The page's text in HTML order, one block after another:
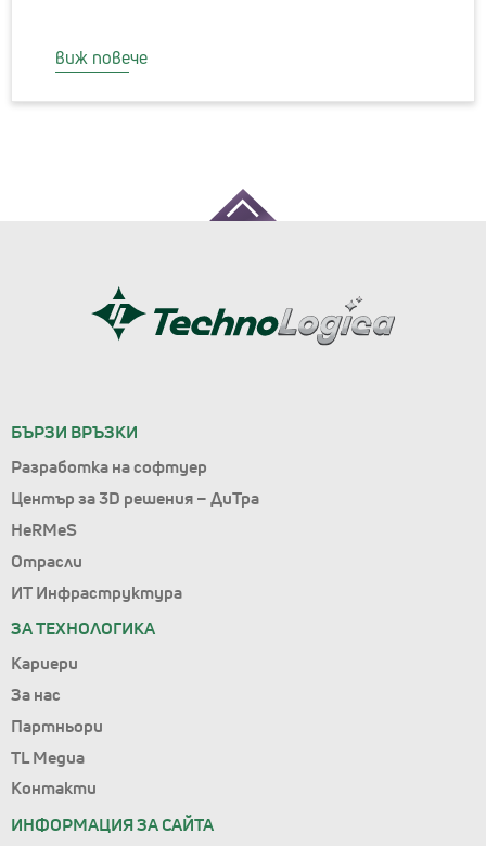
виж повече
БЪРЗИ ВРЪЗКИ
Разработка на софтуер
Център за 3D решения – ДиТра
HeRMeS
Отрасли
ИТ Инфраструктура
ЗА ТЕХНОЛОГИКА
Кариери
За нас
Партньори
TL Медиа
Контакти
ИНФОРМАЦИЯ ЗА САЙТА